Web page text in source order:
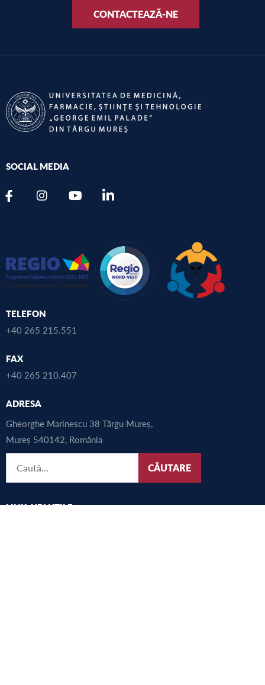
CONTACTEAZĂ-NE
SOCIAL MEDIA
TELEFON
+40 265 215.551
FAX
+40 265 210.407
ADRESA
Gheorghe Marinescu 38 Târgu Mureș,
Mureș 540142, România
CĂUTARE
LINK-URI UTILE